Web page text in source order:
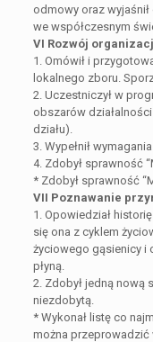
odmowy oraz
we współczesnym
VI Rozwój
1. Omówił i
lokalnego zboru.
2. Uczestniczył w
obszarów
działu).
3. Wypełnił
4. Zdobył sprawność
* Zdobył sprawność
VII Poznawanie
1. Opowiedział
się ona z cyklem
życiowego gąsienicy i
płyną.
2. Zdobył jedną nową
niezdobytą.
* Wykonał listę co
można przeprowadzić